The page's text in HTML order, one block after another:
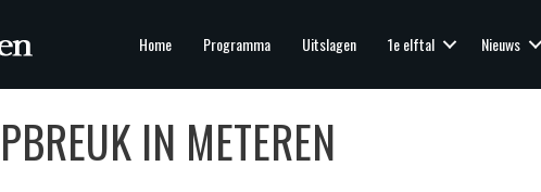
Home Programma Uitslagen 1e elftal Nieuws
IN METEREN